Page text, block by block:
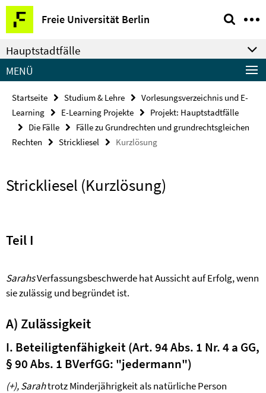
Springe
direkt
zu
Inhalt
Freie Universität Berlin
Service-
Navigation
Hauptstadtfälle
MENÜ
Startseite Studium & Lehre
Vorlesungsverzeichnis und E-
Learning
E-Learning Projekte
Projekt: Hauptstadtfälle
Die Fälle
Fälle zu Grundrechten und grundrechtsgleichen
Rechten
Strickliesel Kurzlösung
Strickliesel (Kurzlösung)
Teil I
SarahsVerfassungsbeschwerde hat Aussicht auf Erfolg, wenn
sie zulässig und begründet ist.
A) Zulässigkeit
I. Beteiligtenfähigkeit (Art. 94 Abs. 1 Nr. 4 a GG,
§ 90 Abs. 1 BVerfGG: "jedermann")
(+),Sarahtrotz Minderjährigkeit als natürliche Person